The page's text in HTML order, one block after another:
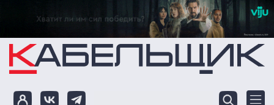
Перейти к основному содержанию